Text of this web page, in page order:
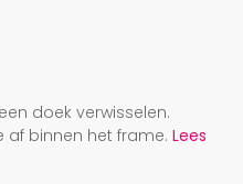
doek verwisselen.
af binnen het frame. Lees